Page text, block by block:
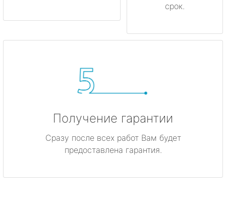
срок.
Получение гарантии
Сразу после всех работ Вам будет
предоставлена гарантия.